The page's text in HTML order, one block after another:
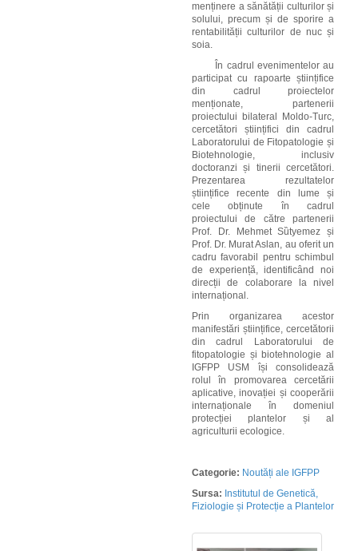
menținere a sănătății culturilor și
solului, precum și de sporire a
rentabilității culturilor de nuc și
soia.
În cadrul evenimentelor au
participat cu rapoarte științifice
din cadrul proiectelor
menționate, partenerii
proiectului bilateral Moldo-Turc,
cercetători științifici din cadrul
Laboratorului de Fitopatologie și
Biotehnologie, inclusiv
doctoranzi și tinerii cercetători.
Prezentarea rezultatelor
științifice recente din lume și
cele obținute în cadrul
proiectului de către partenerii
Prof. Dr.
Mehmet Sȕtyemez și
Prof. Dr. Murat Aslan, au oferit un
cadru favorabil pentru schimbul
de experiență, identificând noi
direcții de colaborare la nivel
internațional.
Prin organizarea acestor
manifestări științifice, cercetătorii
din cadrul Laboratorului de
fitopatologie și biotehnologie al
IGFPP USM își consolidează
rolul în promovarea cercetării
aplicative, inovației și cooperării
internaționale în domeniul
protecției plantelor și al
agriculturii ecologice.
Categorie: Noutăți ale IGFPP
Sursa: Institutul de Genetică,
Fiziologie și Protecție a Plantelor